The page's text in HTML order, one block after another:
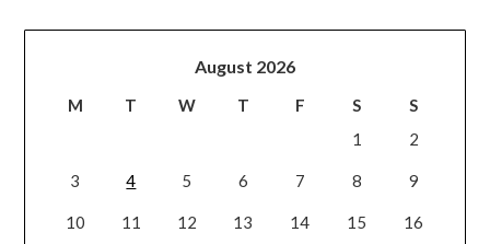
August 2026
M T W T F S
S
1
2
3 4 5 6 7 8 9
10 11 12 13 14 15 16